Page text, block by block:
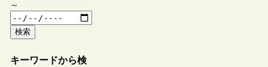
～
検索
キーワードから検